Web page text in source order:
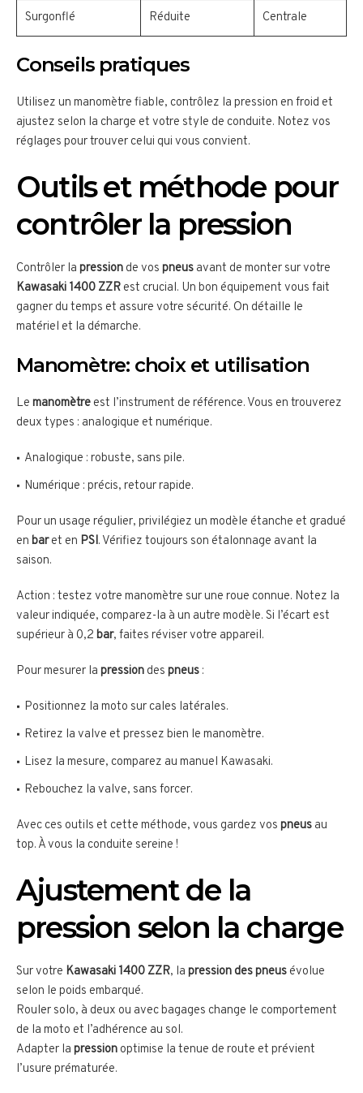
Surgonflé Réduite Centrale
Conseils pratiques
Utilisez un manomètre fiable, contrôlez la pression en froid et
ajustez selon la charge et votre style de conduite. Notez vos
réglages pour trouver celui qui vous convient.
Outils et méthode pour
contrôler la pression
Contrôler la pression de vos pneus avant de monter sur votre
Kawasaki 1400 ZZR est crucial. Un bon équipement vous fait
gagner du temps et assure votre sécurité. On détaille le
matériel et la démarche.
Manomètre: choix et utilisation
Le manomètre est l’instrument de référence. Vous en trouverez
deux types : analogique et numérique.
Analogique : robuste, sans pile.
Numérique : précis, retour rapide.
Pour un usage régulier, privilégiez un modèle étanche et gradué
en baret en PSI. Vérifiez toujours son étalonnage avant la
saison.
Action : testez votre manomètre sur une roue connue. Notez la
valeur indiquée, comparez-la à un autre modèle. Si l’écart est
supérieur à 0,2 bar, faites réviser votre appareil.
Pour mesurer la pression des pneus :
Positionnez la moto sur cales latérales.
Retirez la valve et pressez bien le manomètre.
Lisez la mesure, comparez au manuel Kawasaki.
Rebouchez la valve, sans forcer.
Avec ces outils et cette méthode, vous gardez vos pneus au
top. À vous la conduite sereine !
Ajustement de la
pression selon la charge
Sur votre Kawasaki 1400 ZZR, la pression des pneus évolue
selon le poids embarqué.
Rouler solo, à deux ou avec bagages change le comportement
de la moto et l’adhérence au sol.
Adapter la pression optimise la tenue de route et prévient
l’usure prématurée.